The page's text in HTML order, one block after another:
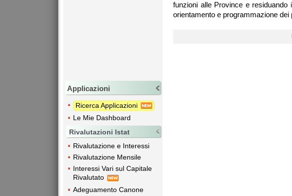
Applicazioni
Ricerca Applicazioni
Le Mie Dashboard
Rivalutazioni Istat
Rivalutazione e Interessi
Rivalutazione Mensile
Interessi Vari sul Capitale
Rivalutato
Adeguamento Canone
funzioni alle Province e
orientamento e programmazione